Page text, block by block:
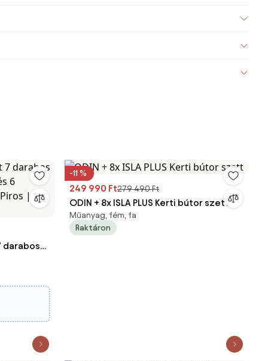
darabos
6
|
-11 %
249 990 Ft279 490 Ft
ODIN + 8x ISLA PLUS Kerti bútor szett
Műanyag, fém, fa
Raktáron